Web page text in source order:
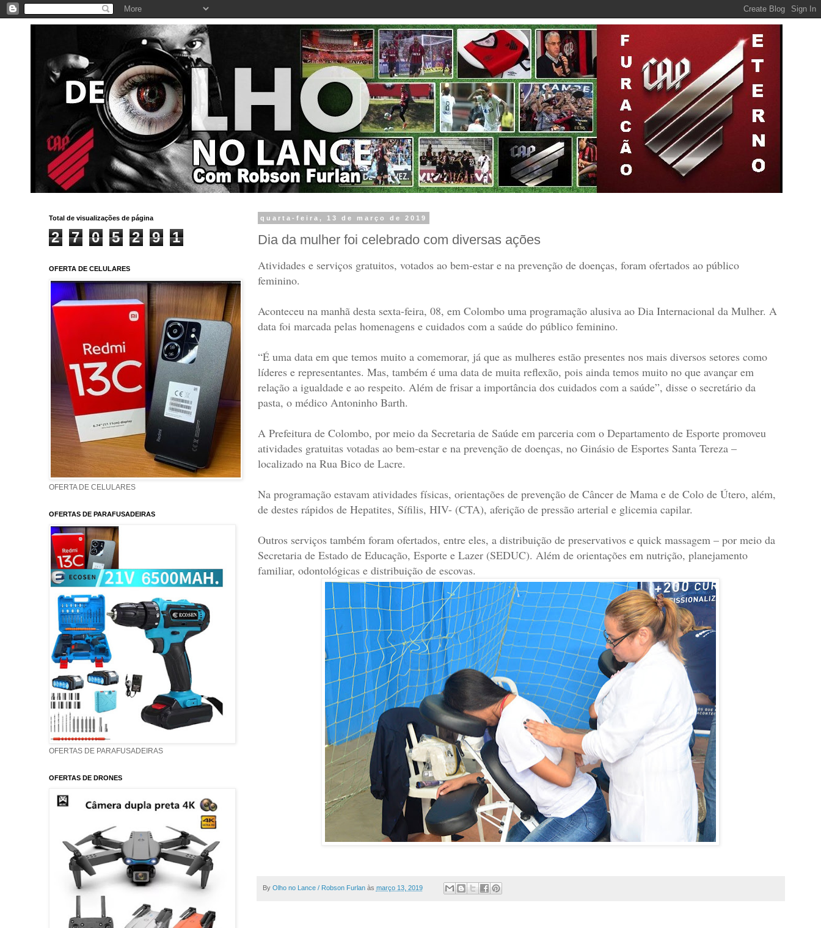
quarta-feira, 13 de março de 2019
Dia da mulher foi celebrado com diversas ações
Atividades e serviços gratuitos, votados ao bem-estar e na prevenção de doenças, foram ofertados ao público
feminino.
Aconteceu na manhã desta sexta-feira, 08, em Colombo uma programação alusiva ao Dia Internacional da Mulher. A
data foi marcada pelas homenagens e cuidados com a saúde do público feminino.
“É uma data em que temos muito a comemorar, já que as mulheres estão presentes nos mais diversos setores como
líderes e representantes. Mas, também é uma data de muita reflexão, pois ainda temos muito no que avançar em
relação a igualdade e ao respeito. Além de frisar a importância dos cuidados com a saúde”, disse o secretário da
pasta, o médico Antoninho Barth.
A Prefeitura de Colombo, por meio da Secretaria de Saúde em parceria com o Departamento de Esporte promoveu
atividades gratuitas votadas ao bem-estar e na prevenção de doenças, no Ginásio de Esportes Santa Tereza –
localizado na Rua Bico de Lacre.
Na programação estavam atividades físicas, orientações de prevenção de Câncer de Mama e de Colo de Útero, além,
de destes rápidos de Hepatites, Sífilis, HIV- (CTA), aferição de pressão arterial e glicemia capilar.
Outros serviços também foram ofertados, entre eles, a distribuição de preservativos e quick massagem – por meio da
Secretaria de Estado de Educação, Esporte e Lazer (SEDUC). Além de orientações em nutrição, planejamento
familiar, odontológicas e distribuição de escovas.
By Olho no Lance / Robson Furlan às março 13, 2019
Total de visualizações de página
2 7 0 5 2 9 1
OFERTA DE CELULARES
OFERTA DE CELULARES
OFERTAS DE PARAFUSADEIRAS
OFERTAS DE PARAFUSADEIRAS
OFERTAS DE DRONES